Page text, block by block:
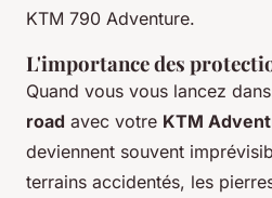
KTM 790 Adventure.
L'importance des
Quand vous vous lancez
road avec votre KTM
deviennent souvent
terrains accidentés, les